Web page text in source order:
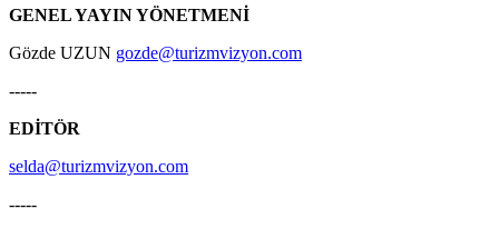
GENEL YAYIN YÖNETMENİ
Gözde UZUN gozde@turizmvizyon.com
-----
EDİTÖR
selda@turizmvizyon.com
-----